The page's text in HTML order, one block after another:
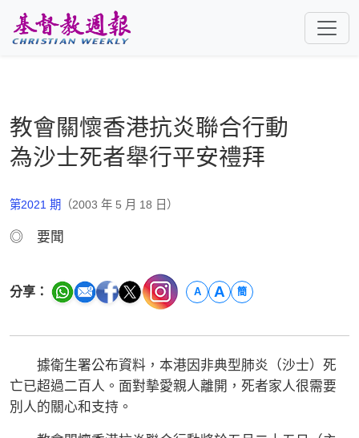
教會關懷香港抗炎聯合行動
為沙士死者舉行平安禮拜
第2021 期 （2003 年 5 月 18 日）
◎ 要聞
分享： A A 簡
據衛生署公布資料，本港因非典型肺炎（沙士）死
亡已超過二百人。面對摰愛親人離開，死者家人很需要
別人的關心和支持。